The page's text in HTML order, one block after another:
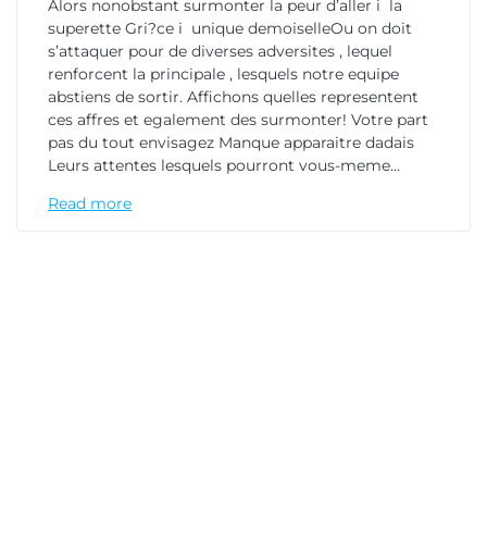
Alors nonobstant surmonter la peur d’aller i la
superette Gri?ce i unique demoiselleOu on doit
s’attaquer pour de diverses adversites , lequel
renforcent la principale , lesquels notre equipe
abstiens de sortir. Affichons quelles representent
ces affres et egalement des surmonter! Votre part
pas du tout envisagez Manque apparaitre dadais
Leurs attentes lesquels pourront vous-meme…
Read more